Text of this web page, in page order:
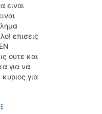
ειναι
επισεις
ουτε και
για να
για
ΕΙΔΗΣΕΙΣ –
ΠΕΡΙΒΑΛΛΟΝ
ΔΟΚΙΜΕΣ –
ΕΙΔΗΣΕΙΣ